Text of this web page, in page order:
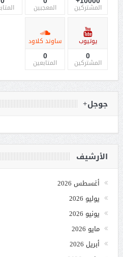
المشتركين المعجبين
يوتيوب
0
المشتركين
ساوند كلاود
0
المتابعين
جوجل+
الأرشيف
أغسطس 2026
يوليو 2026
يونيو 2026
مايو 2026
أبريل 2026